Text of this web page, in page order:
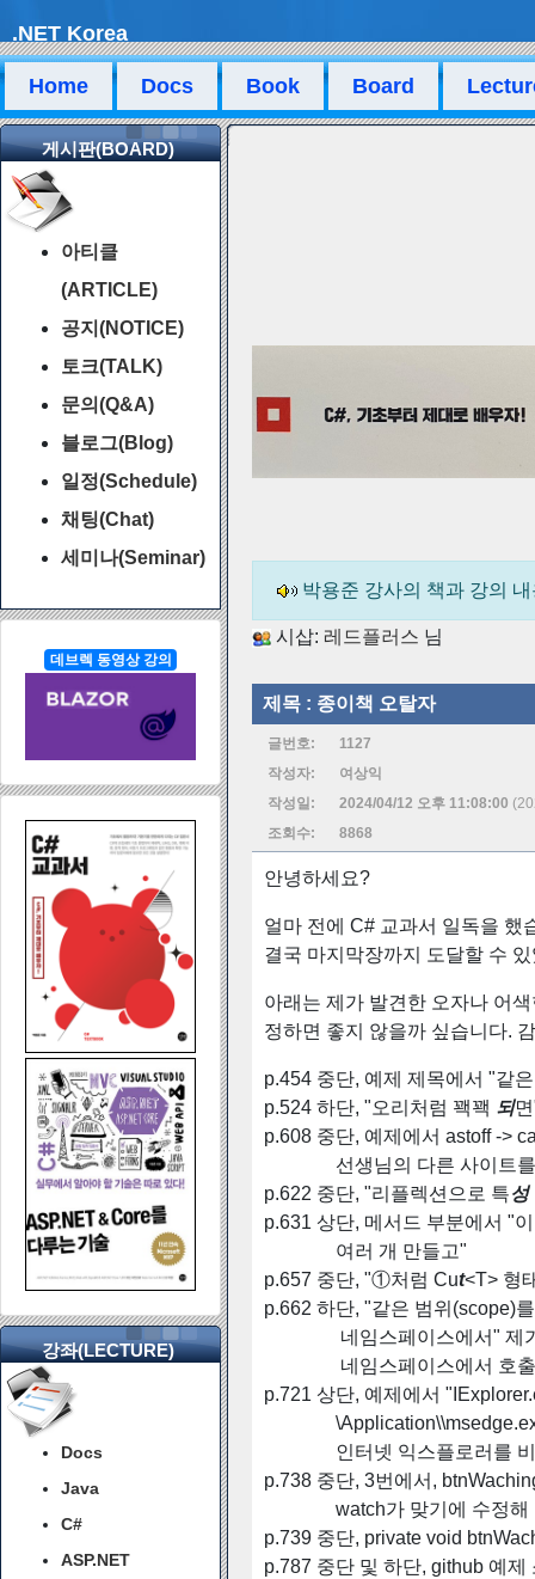
.NET Korea
Home Docs Book Board
게시판(BOARD)
아티클
(ARTICLE)
공지(NOTICE)
토크(TALK)
문의(Q&A)
블로그(Blog)
일정(Schedule)
채팅(Chat)
세미나(Seminar)
데브렉 동영상 강의
강좌(LECTURE)
Docs
Java
C#
ASP.NET
박용준 강사의 책과 강의
시삽: 레드플러스 님
제목 : 종이책 오탈자
글번호:
1127
작성자:
여상익
작성일:
2024/04/12 오후 11:08:00
조회수:
8868
안녕하세요?
얼마 전에 C# 교과서 일독을 했
결국 마지막장까지 도달할 수
아래는 제가 발견한 오자나 어
정하면 좋지 않을까 싶습니다.
p.454 중단, 예제 제목에서 "같
p.524 하단, "오리처럼 꽥꽥 되
p.608 중단, 예제에서 astoff ->
선생님의 다른 사이트를 참
p.622 중단, "리플렉션으로 특성
p.631 상단, 메서드 부분에서 "
여러 개 만들고"
p.657 중단, "①처럼 Cut<T> 형
p.662 하단, "같은 범위(scope)
네임스페이스에서" 제
네임스페이스에서 호출할
p.721 상단, 예제에서
\Application\\msedge.exe"
인터넷 익스플로러를 비활
p.738 중단, 3번에서,
watch가 맞기에 수정해
p.739 중단, private void
p.787 중단 및 하단, github 예